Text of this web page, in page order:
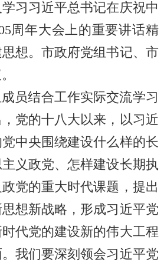
习习近平总书记在庆祝中
周年大会上的重要讲话精
想。市政府党组书记、市
员结合工作实际交流学习
党的十八大以来，以习近
中央围绕建设什么样的长
义政党、怎样建设长期执
党的重大时代课题，提出
想新战略，形成习近平党
代党的建设新的伟大工程
我们要深刻领会习近平党